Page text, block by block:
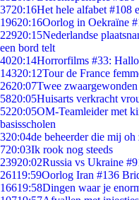
3720:16Het hele alfabet #108
19620:16Oorlog in Oekraïne
22920:15Nederlandse
een bord telt
4020:14Horrorfilms #33:
14320:12Tour de France
2620:07Twee
5820:05Huisarts verkracht
5220:05OM-Teamleider met
basisscholen
320:04de beheerder die mij oh
720:03Ik rook nog steeds
23920:02Russia vs Ukraine
26119:59Oorlog Iran #136
16619:58Dingen waar je